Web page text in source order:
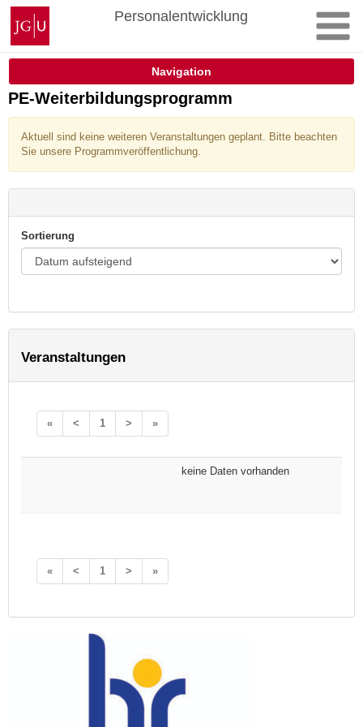
Zum
Inhalt
springen
Johannes
Gutenberg-
Universität
Personalentwicklung
Navigation
PE-Weiterbildungsprogramm
Aktuell sind keine weiteren Veranstaltungen geplant. Bitte beachten
Sie unsere Programmveröffentlichung.
Sortierung
Veranstaltungen
« < 1 > »
keine Daten vorhanden
« < 1 > »